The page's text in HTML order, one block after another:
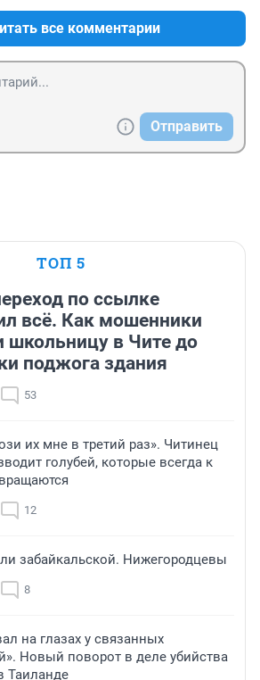
городу.
все комментарии
Отправить
ТОП 5
по ссылке
всё. Как мошенники
школьницу в Чите до
поджога здания
53
их мне в третий раз». Читинец
голубей, которые всегда к
12
забайкальской. Нижегородцевы
8
на глазах у связанных
Новый поворот в деле убийства
Таиланде